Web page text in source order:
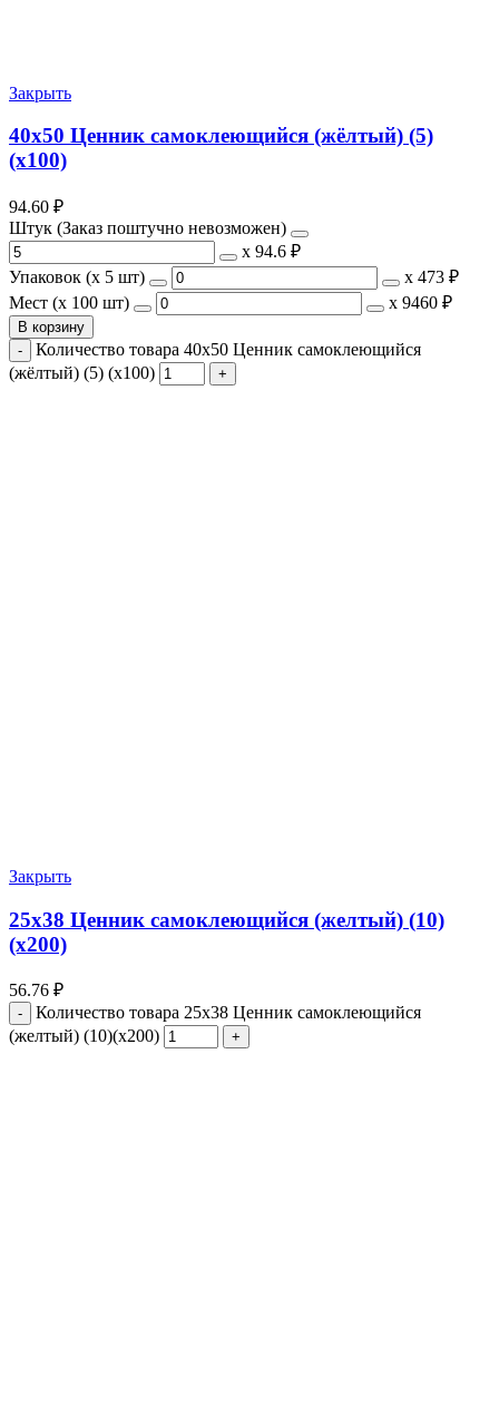
Закрыть
40х50 Ценник самоклеющийся (жёлтый) (5)
(х100)
94.60 ₽
Штук (Заказ поштучно невозможен)
х 94.6 ₽
Упаковок (x 5 шт)
х 473 ₽
Мест (x 100 шт)
х 9460 ₽
В корзину
Количество товара 40х50 Ценник самоклеющийся
(жёлтый) (5) (х100)
Закрыть
25х38 Ценник самоклеющийся (желтый) (10)
(х200)
56.76 ₽
Количество товара 25х38 Ценник самоклеющийся
(желтый) (10)(х200)